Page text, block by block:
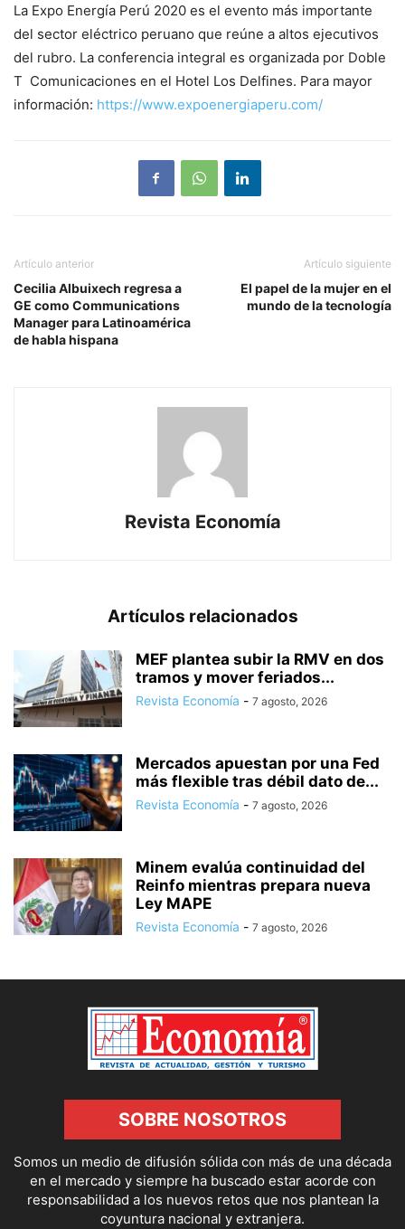
La Expo Energía Perú 2020 es el evento más importante
del sector eléctrico peruano que reúne a altos ejecutivos
del rubro. La conferencia integral es organizada por Doble
T Comunicaciones en el Hotel Los Delfines. Para mayor
información: https://www.expoenergiaperu.com/
Artículo anterior
Cecilia Albuixech regresa a
GE como Communications
Manager para Latinoamérica
de habla hispana
Artículo siguiente
El papel de la mujer en el
mundo de la tecnología
Revista Economía
Artículos relacionados
MEF plantea subir la RMV en dos
tramos y mover feriados...
Revista Economía - 7 agosto, 2026
Mercados apuestan por una Fed
más flexible tras débil dato de...
Revista Economía - 7 agosto, 2026
Minem evalúa continuidad del
Reinfo mientras prepara nueva
Ley MAPE
Revista Economía - 7 agosto, 2026
SOBRE NOSOTROS
Somos un medio de difusión sólida con más de una década
en el mercado y siempre ha buscado estar acorde con
responsabilidad a los nuevos retos que nos plantean la
coyuntura nacional y extranjera.